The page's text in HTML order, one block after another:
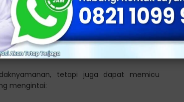
di Bibir
tetapi juga dapat memicu
mengintai: